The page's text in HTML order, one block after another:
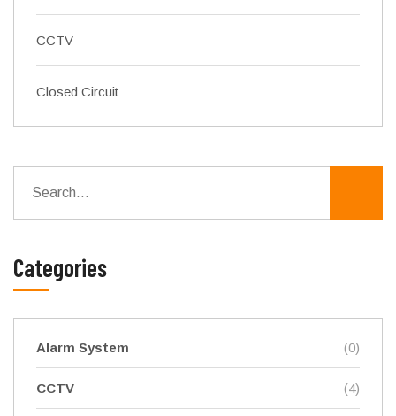
CCTV
Closed Circuit
Categories
Alarm System (0)
CCTV (4)